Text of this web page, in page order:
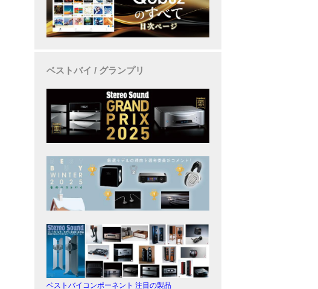
ベストバイ / グランプリ
ベストバイコンポーネント 注目の製品